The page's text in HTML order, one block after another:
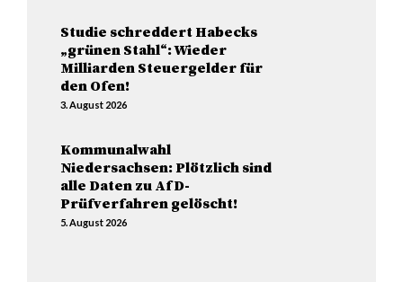
Studie schreddert Habecks
„grünen Stahl“: Wieder
Milliarden Steuergelder für
den Ofen!
3. August 2026
Kommunalwahl
Niedersachsen: Plötzlich sind
alle Daten zu AfD-
Prüfverfahren gelöscht!
5. August 2026